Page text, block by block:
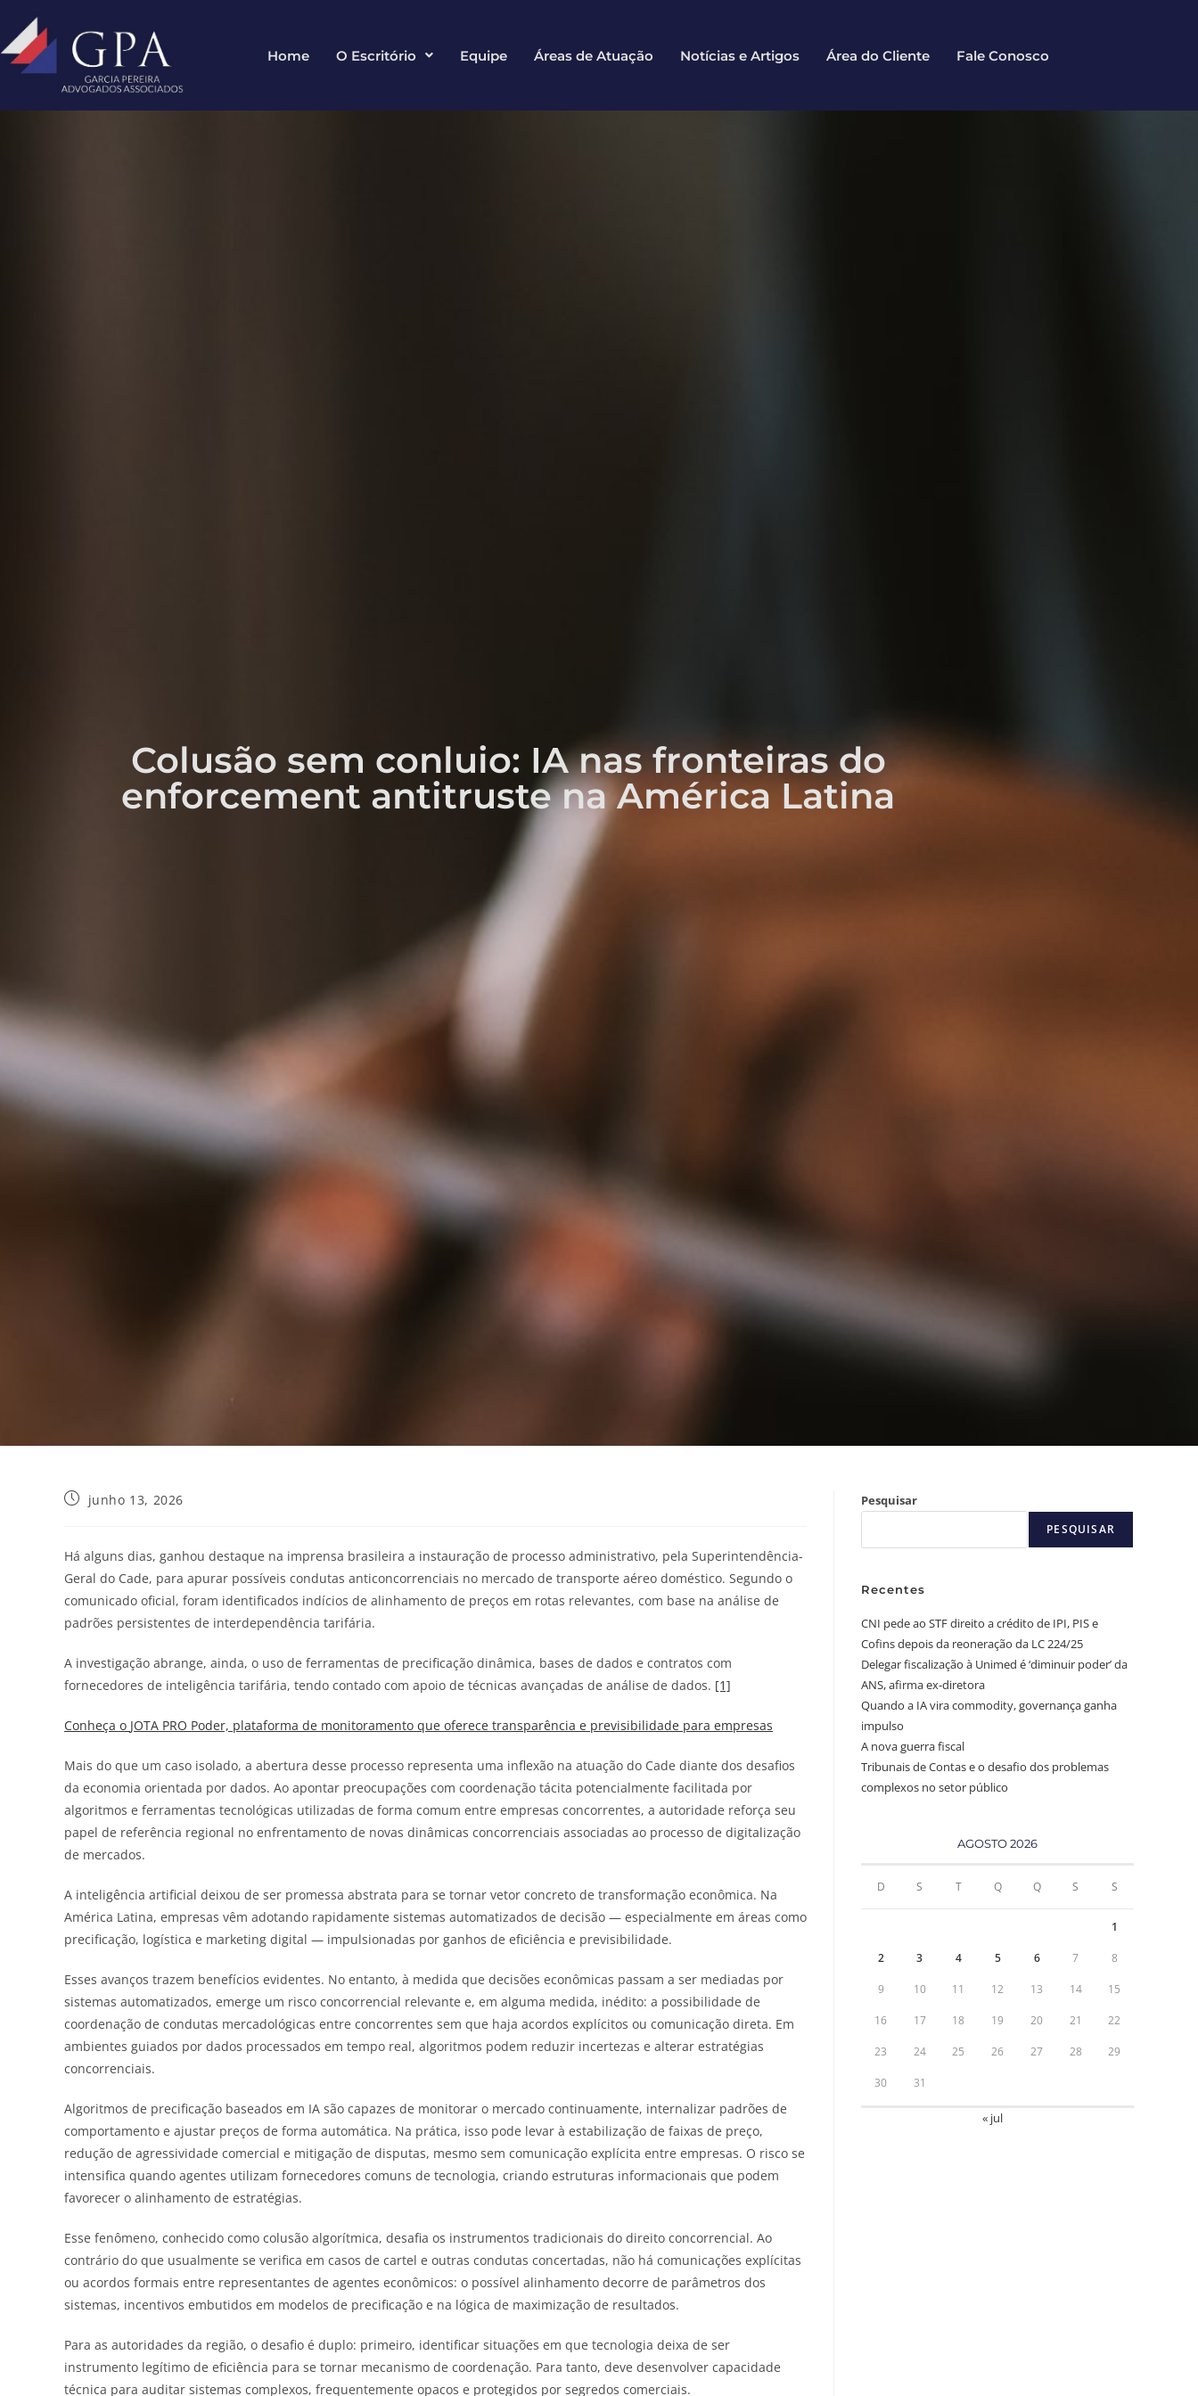
Home O Escritório Equipe Áreas de Atuação Notícias e Artigos Área do Cliente Fale Conosco
Colusão sem conluio: IA nas fronteiras do
enforcement antitruste na América Latina
junho 13, 2026
Há alguns dias, ganhou destaque na imprensa brasileira a instauração de processo administrativo, pela Superintendência-
Geral do Cade, para apurar possíveis condutas anticoncorrenciais no mercado de transporte aéreo doméstico. Segundo o
comunicado oficial, foram identificados indícios de alinhamento de preços em rotas relevantes, com base na análise de
padrões persistentes de interdependência tarifária.
A investigação abrange, ainda, o uso de ferramentas de precificação dinâmica, bases de dados e contratos com
fornecedores de inteligência tarifária, tendo contado com apoio de técnicas avançadas de análise de dados. [1]
Conheça o JOTA PRO Poder, plataforma de monitoramento que oferece transparência e previsibilidade para empresas
Mais do que um caso isolado, a abertura desse processo representa uma inflexão na atuação do Cade diante dos desafios
da economia orientada por dados. Ao apontar preocupações com coordenação tácita potencialmente facilitada por
algoritmos e ferramentas tecnológicas utilizadas de forma comum entre empresas concorrentes, a autoridade reforça seu
papel de referência regional no enfrentamento de novas dinâmicas concorrenciais associadas ao processo de digitalização
de mercados.
A inteligência artificial deixou de ser promessa abstrata para se tornar vetor concreto de transformação econômica. Na
América Latina, empresas vêm adotando rapidamente sistemas automatizados de decisão — especialmente em áreas como
precificação, logística e marketing digital — impulsionadas por ganhos de eficiência e previsibilidade.
Esses avanços trazem benefícios evidentes. No entanto, à medida que decisões econômicas passam a ser mediadas por
sistemas automatizados, emerge um risco concorrencial relevante e, em alguma medida, inédito: a possibilidade de
coordenação de condutas mercadológicas entre concorrentes sem que haja acordos explícitos ou comunicação direta. Em
ambientes guiados por dados processados em tempo real, algoritmos podem reduzir incertezas e alterar estratégias
concorrenciais.
Algoritmos de precificação baseados em IA são capazes de monitorar o mercado continuamente, internalizar padrões de
comportamento e ajustar preços de forma automática. Na prática, isso pode levar à estabilização de faixas de preço,
redução de agressividade comercial e mitigação de disputas, mesmo sem comunicação explícita entre empresas. O risco se
intensifica quando agentes utilizam fornecedores comuns de tecnologia, criando estruturas informacionais que podem
favorecer o alinhamento de estratégias.
Esse fenômeno, conhecido como colusão algorítmica, desafia os instrumentos tradicionais do direito concorrencial. Ao
contrário do que usualmente se verifica em casos de cartel e outras condutas concertadas, não há comunicações explícitas
ou acordos formais entre representantes de agentes econômicos: o possível alinhamento decorre de parâmetros dos
sistemas, incentivos embutidos em modelos de precificação e na lógica de maximização de resultados.
Para as autoridades da região, o desafio é duplo: primeiro, identificar situações em que tecnologia deixa de ser
instrumento legítimo de eficiência para se tornar mecanismo de coordenação. Para tanto, deve desenvolver capacidade
técnica para auditar sistemas complexos, frequentemente opacos e protegidos por segredos comerciais.
Pesquisar
PESQUISAR
Recentes
CNI pede ao STF direito a crédito de IPI, PIS e
Cofins depois da reoneração da LC 224/25
Delegar fiscalização à Unimed é ‘diminuir poder’ da
ANS, afirma ex-diretora
Quando a IA vira commodity, governança ganha
impulso
A nova guerra fiscal
Tribunais de Contas e o desafio dos problemas
complexos no setor público
AGOSTO 2026
D S T Q Q S S
1
2 3 4 5 6 7 8
9 10 11 12 13 14 15
16 17 18 19 20 21 22
23 24 25 26 27 28 29
30 31
« jul